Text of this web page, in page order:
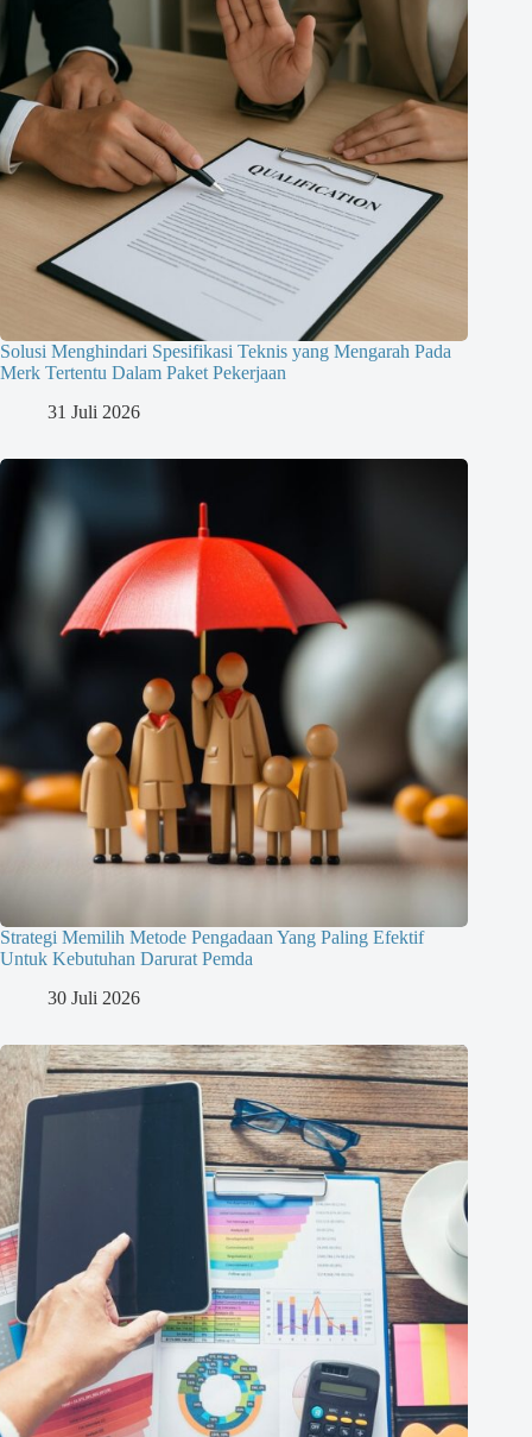
Solusi Menghindari Spesifikasi Teknis yang Mengarah Pada
Merk Tertentu Dalam Paket Pekerjaan
31 Juli 2026
Strategi Memilih Metode Pengadaan Yang Paling Efektif
Untuk Kebutuhan Darurat Pemda
30 Juli 2026